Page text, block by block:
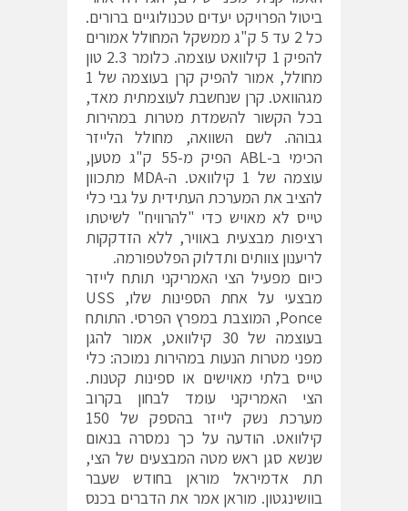
ביטול הפרויקט יעדים טכנולוגיים ברורים.
כל 2 עד 5 ק"ג ממשקל המחולל אמורים
להפיק 1 קילוואט עוצמה. כלומר 2.3 טון
מחולל, אמור להפיק קרן בעוצמה של 1
מגהוואט. קרן שנחשבת לעוצמתית מאד,
בכל הקשור להשמדת מטרות במהירות
גבוהה. לשם השוואה, מחולל הלייזר
הכימי ב-ABL הפיק מ-55 ק"ג מטען,
עוצמה של 1 קילוואט. ה-MDA מתכוון
להציב את המערכת העתידית על גבי כלי
טייס לא מאויש כדי "להרוויח" לשיטתו
רציפות מבצעית באוויר, ללא הזדקקות
לריענון צוותים ותדלוק הפלטפורמה.
כיום מפעיל הצי האמריקני תותח לייזר
מבצעי על אחת הספינות שלו, USS
Ponce, המוצבת במפרץ הפרסי. התותח
בעוצמה של 30 קילוואט, אמור להגן
מפני מטרות הנעות במהירות נמוכה: כלי
טייס בלתי מאוישים או ספינות קטנות.
הצי האמריקני עומד לבחון בקרוב
מערכת נשק לייזר בהספק של 150
קילוואט. הודעה על כך נמסרה בנאום
שנשא סגן ראש מטה המבצעים של הצי,
תת אדמיראל מוראן בחודש שעבר
בוושינגטון. מוראן אמר את הדברים בכנס